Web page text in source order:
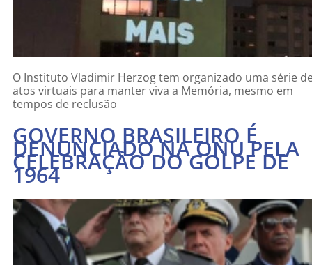
O Instituto Vladimir Herzog tem organizado uma série
atos virtuais para manter viva a Memória, mesmo em
tempos de reclusão
GOVERNO BRASILEIRO É
DENUNCIADO NA ONU PELA
CELEBRAÇÃO DO GOLPE DE
1964